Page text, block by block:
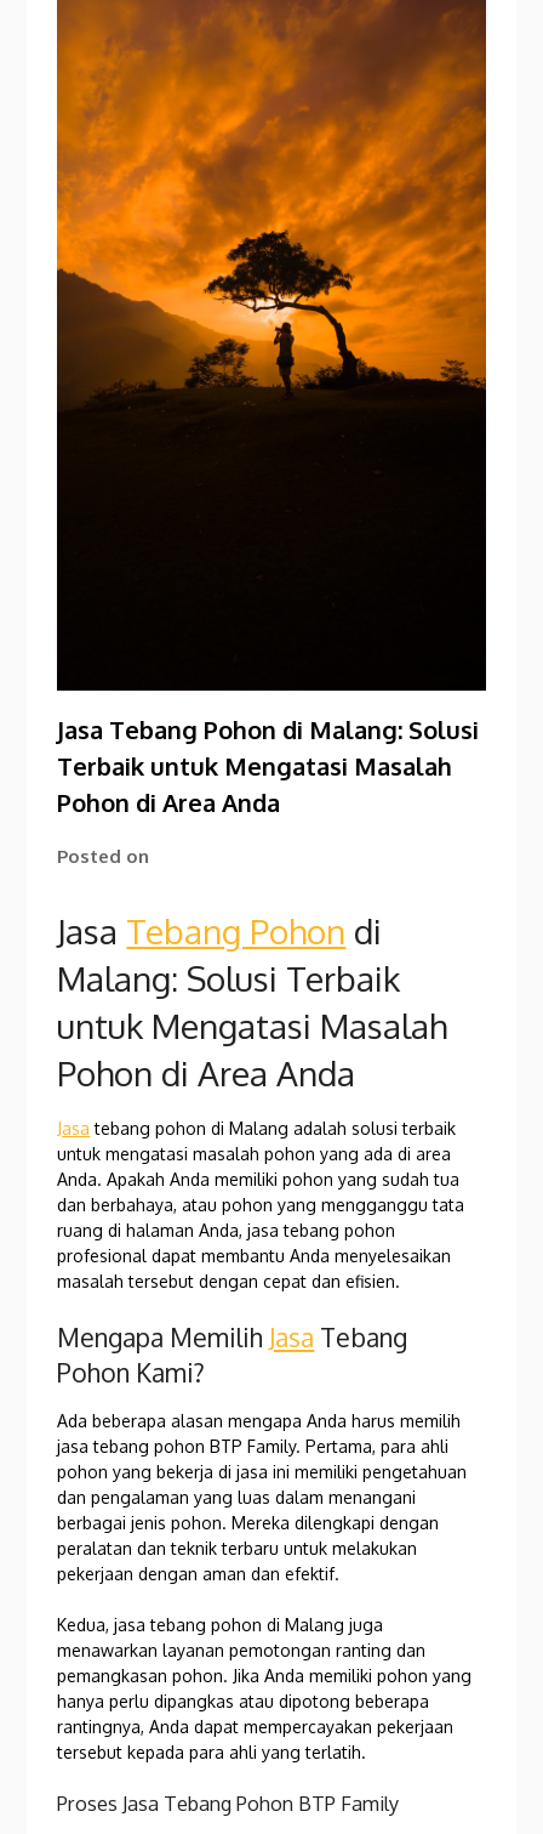
Jasa Tebang Pohon di Malang: Solusi
Terbaik untuk Mengatasi Masalah
Pohon di Area Anda
Posted on
Jasa Tebang Pohon di
Malang: Solusi Terbaik
untuk Mengatasi Masalah
Pohon di Area Anda
Jasa tebang pohon di Malang adalah solusi terbaik
untuk mengatasi masalah pohon yang ada di area
Anda. Apakah Anda memiliki pohon yang sudah tua
dan berbahaya, atau pohon yang mengganggu tata
ruang di halaman Anda, jasa tebang pohon
profesional dapat membantu Anda menyelesaikan
masalah tersebut dengan cepat dan efisien.
Mengapa Memilih Jasa Tebang
Pohon Kami?
Ada beberapa alasan mengapa Anda harus memilih
jasa tebang pohon BTP Family. Pertama, para ahli
pohon yang bekerja di jasa ini memiliki pengetahuan
dan pengalaman yang luas dalam menangani
berbagai jenis pohon. Mereka dilengkapi dengan
peralatan dan teknik terbaru untuk melakukan
pekerjaan dengan aman dan efektif.
Kedua, jasa tebang pohon di Malang juga
menawarkan layanan pemotongan ranting dan
pemangkasan pohon. Jika Anda memiliki pohon yang
hanya perlu dipangkas atau dipotong beberapa
rantingnya, Anda dapat mempercayakan pekerjaan
tersebut kepada para ahli yang terlatih.
Proses Jasa Tebang Pohon BTP Family